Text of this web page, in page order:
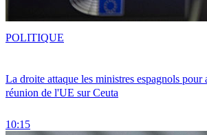
La droite attaque les ministres espagnols pour
réunion de l'UE sur Ceuta
10:15
POLITIQUE